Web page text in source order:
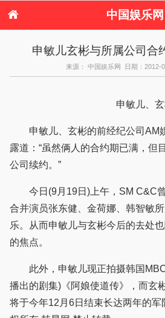
中国娱乐网
港台娱乐
日本娱乐 韩
音乐新闻 影
申敏儿玄彬与所属公司合
来源： 中国娱乐网 日期：2012-
申敏儿、
申敏儿、玄彬的前经纪公司AM
露道：“虽然俩人的合约期已满，但
公司续约。”
今日(9月19日)上午，SM C&C
合并演员张东健、金荷娜、韩智敏
乐。从而申敏儿与玄彬今后的去处
的焦点。
此外，申敏儿现正拍摄韩国
播出的剧集)《阿娘使道传》，而玄
将于今年12月6日结束长达两年的军